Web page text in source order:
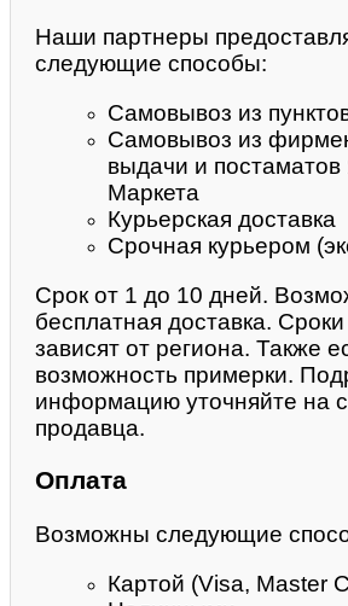
Наши партнеры
следующие способы:
Самовывоз из
Самовывоз из
выдачи и постаматов
Маркета
Курьерская доставка
Срочная курьером
Срок от 1 до 10 дней.
бесплатная доставка.
зависят от региона. Также
возможность примерки.
информацию уточняйте на
продавца.
Оплата
Возможны следующие
Картой (Visa, Master